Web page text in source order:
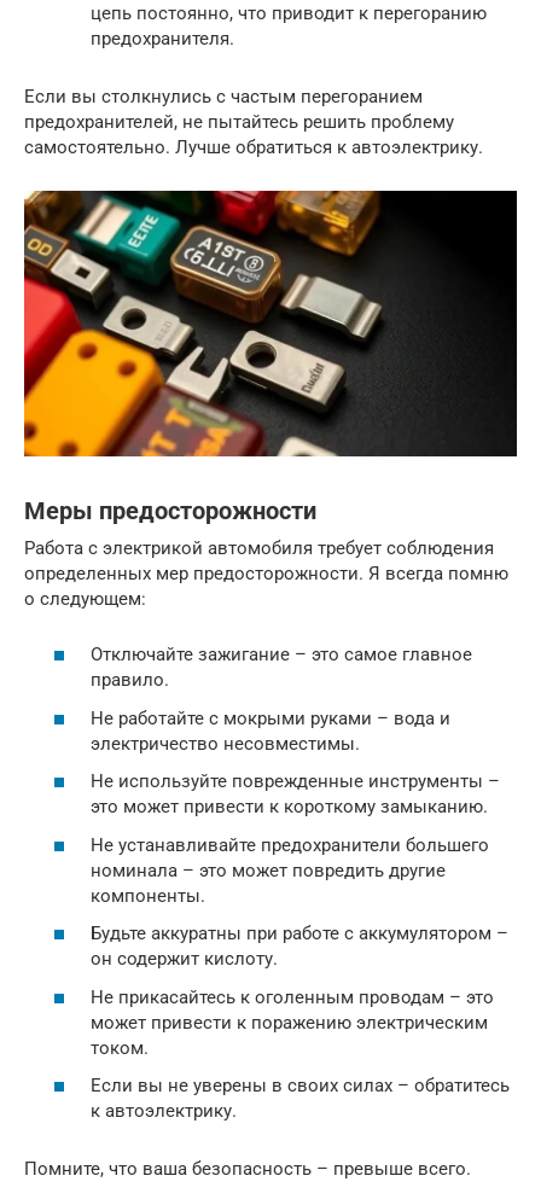
цепь постоянно, что приводит к перегоранию
предохранителя.
Если вы столкнулись с частым перегоранием
предохранителей, не пытайтесь решить проблему
самостоятельно. Лучше обратиться к автоэлектрику.
Меры предосторожности
Работа с электрикой автомобиля требует соблюдения
определенных мер предосторожности. Я всегда помню
о следующем:
Отключайте зажигание – это самое главное
правило.
Не работайте с мокрыми руками – вода и
электричество несовместимы.
Не используйте поврежденные инструменты –
это может привести к короткому замыканию.
Не устанавливайте предохранители большего
номинала – это может повредить другие
компоненты.
Будьте аккуратны при работе с аккумулятором –
он содержит кислоту.
Не прикасайтесь к оголенным проводам – это
может привести к поражению электрическим
током.
Если вы не уверены в своих силах – обратитесь
к автоэлектрику.
Помните, что ваша безопасность – превыше всего.